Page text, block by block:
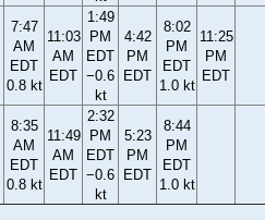
7:47
AM
EDT
0.8 kt
11:03
AM
EDT
1:49
PM
EDT
−0.6
kt
4:42
PM
EDT
8:02
PM
EDT
1.0 kt
11:25
PM
EDT
8:35
AM
EDT
0.8 kt
11:49
AM
EDT
2:32
PM
EDT
−0.6
kt
5:23
PM
EDT
8:44
PM
EDT
1.0 kt